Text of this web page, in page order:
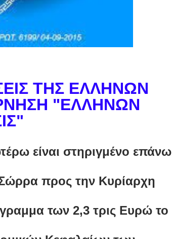
ΤΗΣ ΕΛΛΗΝΩΝ
"ΕΛΛΗΝΩΝ
είναι στηριγμένο επάνω
προς την Κυρίαρχη
των 2,3 τρις Ευρώ το